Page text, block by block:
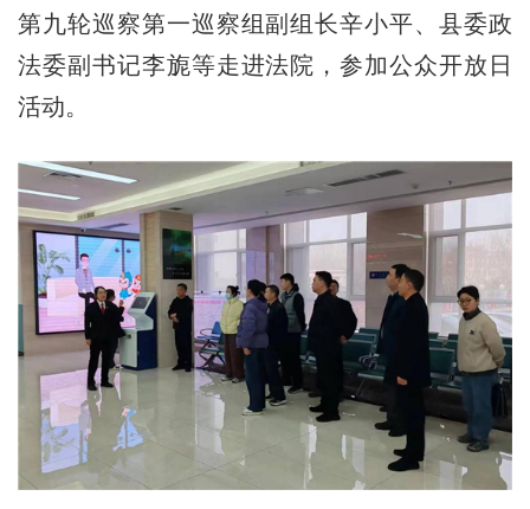
第九轮巡察第一巡察组副组长辛小平、县委政
法委副书记李旎等走进法院，参加公众开放日
活动。